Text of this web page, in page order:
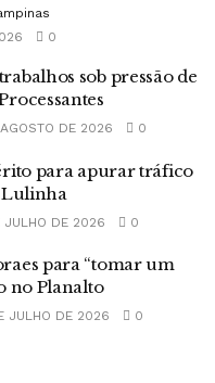
0
sob pressão de
DE 2026 0
para apurar tráfico
JULHO DE 2026 0
para “tomar um
no Planalto
JULHO DE 2026 0